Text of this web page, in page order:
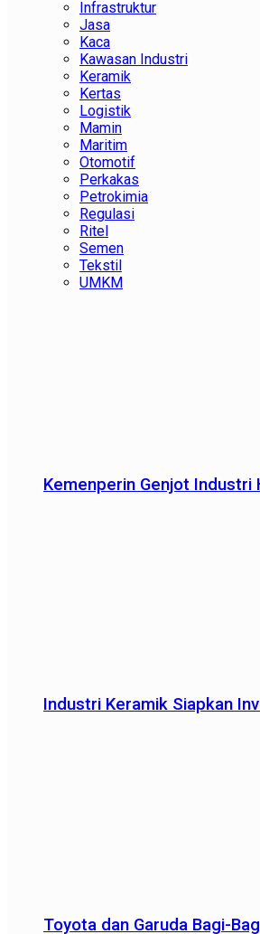
Infrastruktur
Jasa
Kaca
Kawasan Industri
Keramik
Kertas
Logistik
Mamin
Maritim
Otomotif
Perkakas
Petrokimia
Regulasi
Ritel
Semen
Tekstil
UMKM
Kemenperin Genjot Industri
Industri Keramik Siapkan
Toyota dan Garuda Bagi-